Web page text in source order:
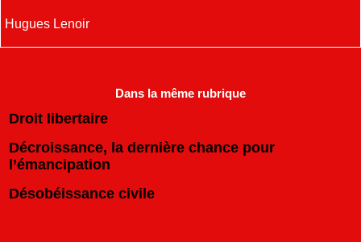
Hugues Lenoir
Dans la même rubrique
Droit libertaire
Décroissance, la dernière chance pour
l’émancipation
Désobéissance civile